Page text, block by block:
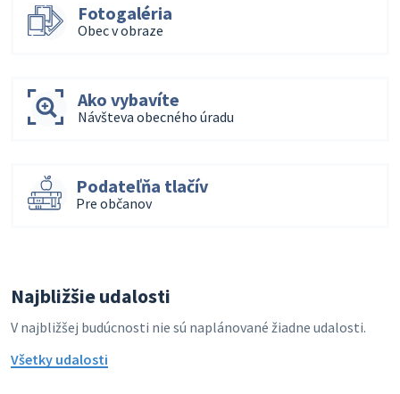
Fotogaléria
Obec v obraze
Ako vybavíte
Návšteva obecného úradu
Podateľňa tlačív
Pre občanov
Najbližšie udalosti
V najbližšej budúcnosti nie sú naplánované žiadne udalosti.
Všetky udalosti